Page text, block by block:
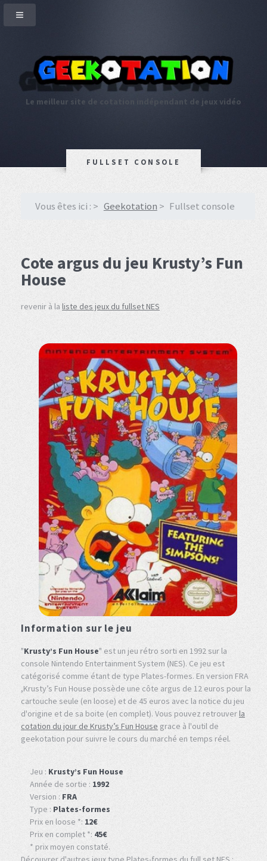
Le meilleur site de cotation indépendant de jeux vidéo
FULLSET CONSOLE
Vous êtes ici : Geekotation Fullset console
Cote argus du jeu Krusty’s Fun
House
revenir à la liste des jeux du fullset NES
Information sur le jeu
"Krusty’s Fun House" est un jeu rétro sorti en 1992 sur la
console Nintendo Entertainment System (NES). Ce jeu est
catégorisé comme étant de type Plates-formes. En version FRA
,Krusty’s Fun House possède une côte argus de 12 euros pour la
cartouche seule (en loose) et de 45 euros avec la notice du jeu
d'origine et de sa boite (en complet). Vous pouvez retrouverla
cotation du jour de Krusty’s Fun House grace à l'outil de
geekotation pour suivre le cours du marché en temps réel.
Jeu : Krusty’s Fun House
Année de sortie : 1992
Version : FRA
Type : Plates-formes
Prix en loose *: 12€
Prix en complet *: 45€
* prix moyen constaté.